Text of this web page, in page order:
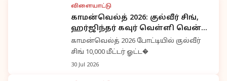
விளையாட்டு
காமன்வெல்த் 2026: குல்வீர் சிங்,
ஹர்ஜிந்தர் கவுர் வெள்ளி வென்று
இந்தியாவுக்கு பெருமை
காமன்வெல்த் 2026 போட்டியில் குல்வீர்
சிங் 10,000 மீட்டர் ஓட்ட�
30 Jul 2026